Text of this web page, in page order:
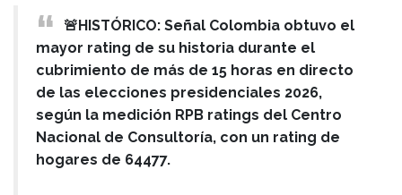
🚨HISTÓRICO: Señal Colombia obtuvo el
mayor rating de su historia durante el
cubrimiento de más de 15 horas en directo
de las elecciones presidenciales 2026,
según la medición RPB ratings del Centro
Nacional de Consultoría, con un rating de
hogares de 64477.